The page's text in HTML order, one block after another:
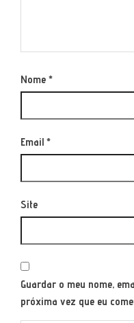
Nome *
Email *
Site
Guardar o meu nome,
próxima vez que eu